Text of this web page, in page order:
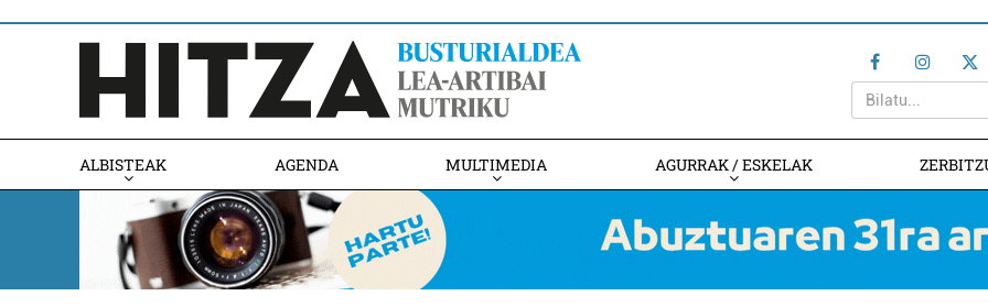
ALBISTEAK AGENDA MULTIMEDIA AGURRAK / ESKELAK